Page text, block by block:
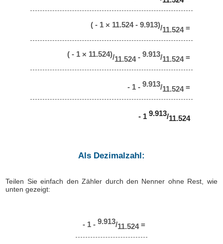
( - 1 × 11.524 - 9.913)/11.524 =
( - 1 × 11.524)/11.524 - 9.913/11.524 =
- 1 - 9.913/11.524 =
- 1 9.913/11.524
Als Dezimalzahl:
Teilen Sie einfach den Zähler durch den Nenner ohne Rest, wie
unten gezeigt:
- 1 - 9.913/11.524 =